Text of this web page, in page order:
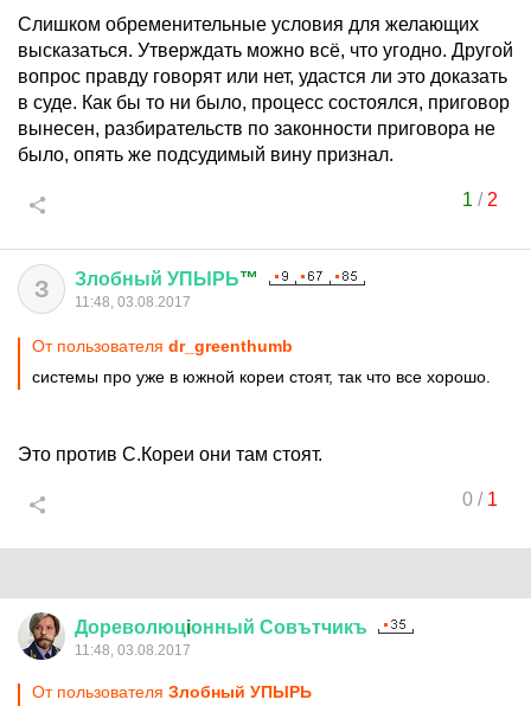
Слишком обременительные условия для желающих
высказаться. Утверждать можно всё, что угодно. Другой
вопрос правду говорят или нет, удастся ли это доказать
в суде. Как бы то ни было, процесс состоялся, приговор
вынесен, разбирательств по законности приговора не
было, опять же подсудимый вину признал.
1 / 2
З Злобный УПЫРЬ™
11:48, 03.08.2017
От пользователя dr_greenthumb
системы про уже в южной кореи стоят, так что все хорошо.
Это против С.Кореи они там стоят.
0/ 1
Дореволюцiонный Совътчикъ
11:48, 03.08.2017
От пользователя Злобный УПЫРЬ